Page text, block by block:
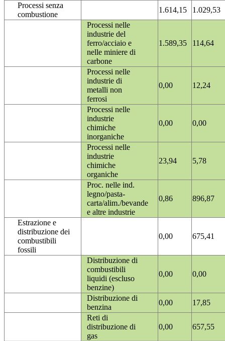
Processi senza
combustione
1.614,15
1.029,53
Processi nelle
industrie del
ferro/acciaio e
nelle miniere di
carbone
1.589,35 114,64
Processi nelle
industrie di
metalli non
ferrosi
0,00 12,24
Processi nelle
industrie
chimiche
inorganiche
0,00 0,00
Processi nelle
industrie
chimiche
organiche
23,94 5,78
Proc. nelle ind.
legno/pasta-
carta/alim./bevande
e altre industrie
0,86 896,87
Estrazione e
distribuzione dei
combustibili
fossili
0,00 675,41
Distribuzione di
combustibili
liquidi (escluso
benzine)
0,00 0,00
Distribuzione di
benzina
0,00
17,85
Reti di
distribuzione di
gas
0,00 657,55